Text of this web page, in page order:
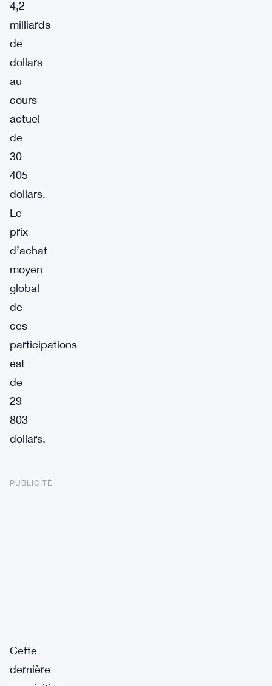
4,2
milliards
de
dollars
au
cours
actuel
de
30
405
dollars.
Le
prix
d’achat
moyen
global
de
ces
participations
est
de
29
803
dollars.
PUBLICITÉ
Cette
dernière